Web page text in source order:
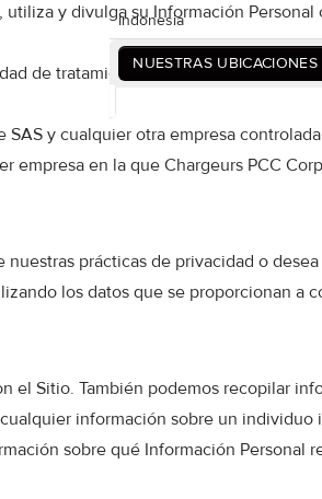
Indonesia
NUESTRAS UBICACIONES
y divulga su Información
de tratamiento, es la sociedad
y cualquier otra empresa
empresa en la que Chargeurs PCC
prácticas de privacidad o
los datos que se proporcionan a
Sitio. También podemos recopilar
información sobre un
sobre qué Información Personal